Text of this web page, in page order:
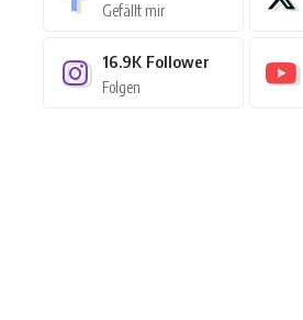
Gefällt mir
16.9K Follower
Folgen